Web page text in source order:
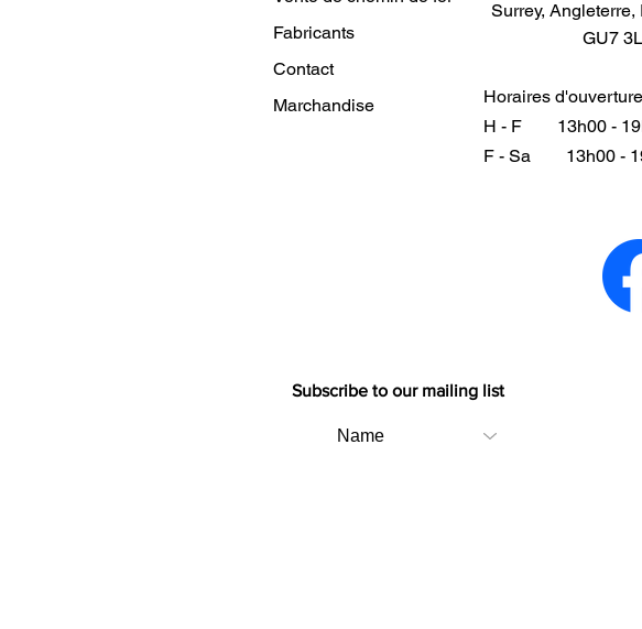
Fabricants
Contact
Marchandise
Surrey,
GU7
Horaires
H - F
13h00 -
F - Sa
13h00 -
Subscribe to our mailing list